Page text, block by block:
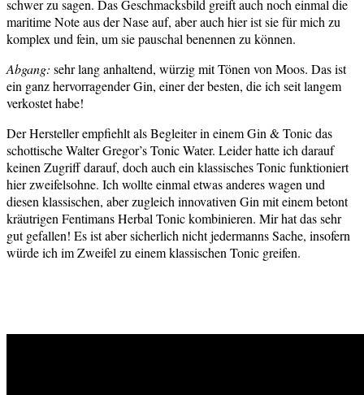
schwer zu sagen. Das Geschmacksbild greift auch noch einmal die
maritime Note aus der Nase auf, aber auch hier ist sie für mich zu
komplex und fein, um sie pauschal benennen zu können.
Abgang: sehr lang anhaltend, würzig mit Tönen von Moos. Das ist
ein ganz hervorragender Gin, einer der besten, die ich seit langem
verkostet habe!
Der Hersteller empfiehlt als Begleiter in einem Gin & Tonic das
schottische Walter Gregor’s Tonic Water. Leider hatte ich darauf
keinen Zugriff darauf, doch auch ein klassisches Tonic funktioniert
hier zweifelsohne. Ich wollte einmal etwas anderes wagen und
diesen klassischen, aber zugleich innovativen Gin mit einem betont
kräutrigen Fentimans Herbal Tonic kombinieren. Mir hat das sehr
gut gefallen! Es ist aber sicherlich nicht jedermanns Sache, insofern
würde ich im Zweifel zu einem klassischen Tonic greifen.